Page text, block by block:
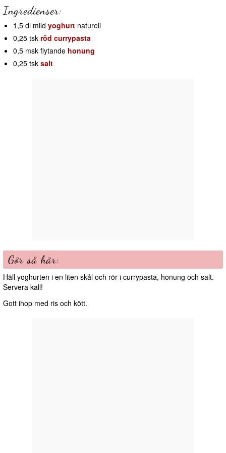
Ingredienser:
1,5 dl mild yoghurt naturell
0,25 tsk röd currypasta
0,5 msk flytande honung
0,25 tsk salt
Gör så här:
Häll yoghurten i en liten skål och rör i currypasta, honung och salt.
Servera kall!
Gott ihop med ris och kött.